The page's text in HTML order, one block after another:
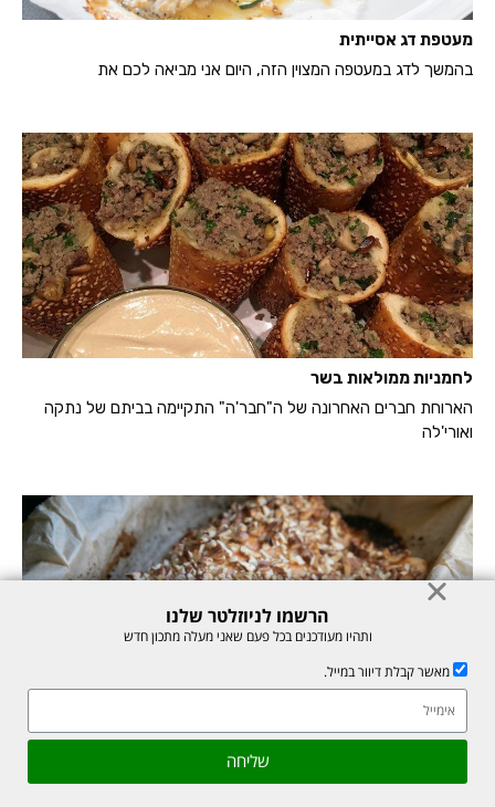
מעטפת דג אסייתית
בהמשך לדג במעטפה המצוין הזה, היום אני מביאה לכם את
לחמניות ממולאות בשר
הארוחת חברים האחרונה של ה"חבר'ה" התקיימה בביתם של נתקה
ואורי'לה
סלמון במייפל, חרדל ופקאן
שקית ענקית של פקאנים שהתגלגלה למטבחי (איזה פינוק!! תודה
גלילה
לראש
הרשמו לניוזלטר שלנו
ותהיו מעודכנים בכל פעם שאני מעלה מתכון חדש
מאשר קבלת דיוור במייל.
שליחה